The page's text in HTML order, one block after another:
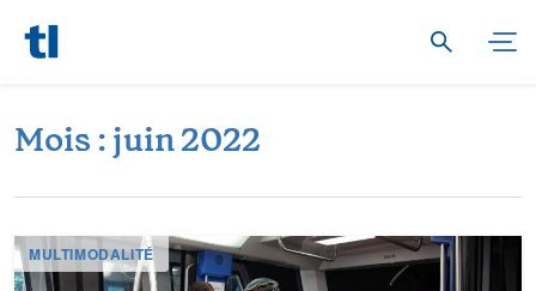
Mois :juin2022
MULTIMODALITÉ